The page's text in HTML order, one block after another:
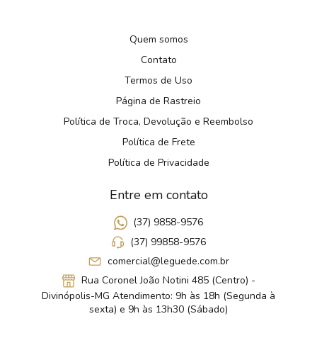
Quem somos
Contato
Termos de Uso
Página de Rastreio
Política de Troca, Devolução e Reembolso
Política de Frete
Política de Privacidade
Entre em contato
(37) 9858-9576
(37) 99858-9576
comercial@leguede.com.br
Rua Coronel João Notini 485 (Centro) -
Divinópolis-MG Atendimento: 9h às 18h (Segunda à
sexta) e 9h às 13h30 (Sábado)